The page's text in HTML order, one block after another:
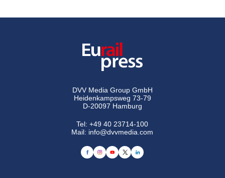
DVV Media Group GmbH
Heidenkampsweg 73-79
D-20097 Hamburg
Tel:+49 40 23714-100
Mail: info@dvvmedia.com